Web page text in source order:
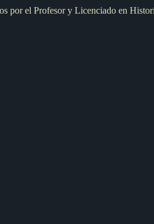
por el Profesor y Licenciado en